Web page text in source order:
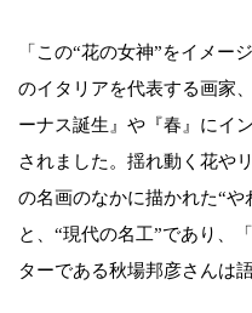
「この“花の女神”をイメー
のイタリアを代表する画家
ーナス誕生』や『春』にイ
されました。揺れ動く花や
の名画のなかに描かれた“や
と、“現代の名工”であり、
ターである秋場邦彦さんは語